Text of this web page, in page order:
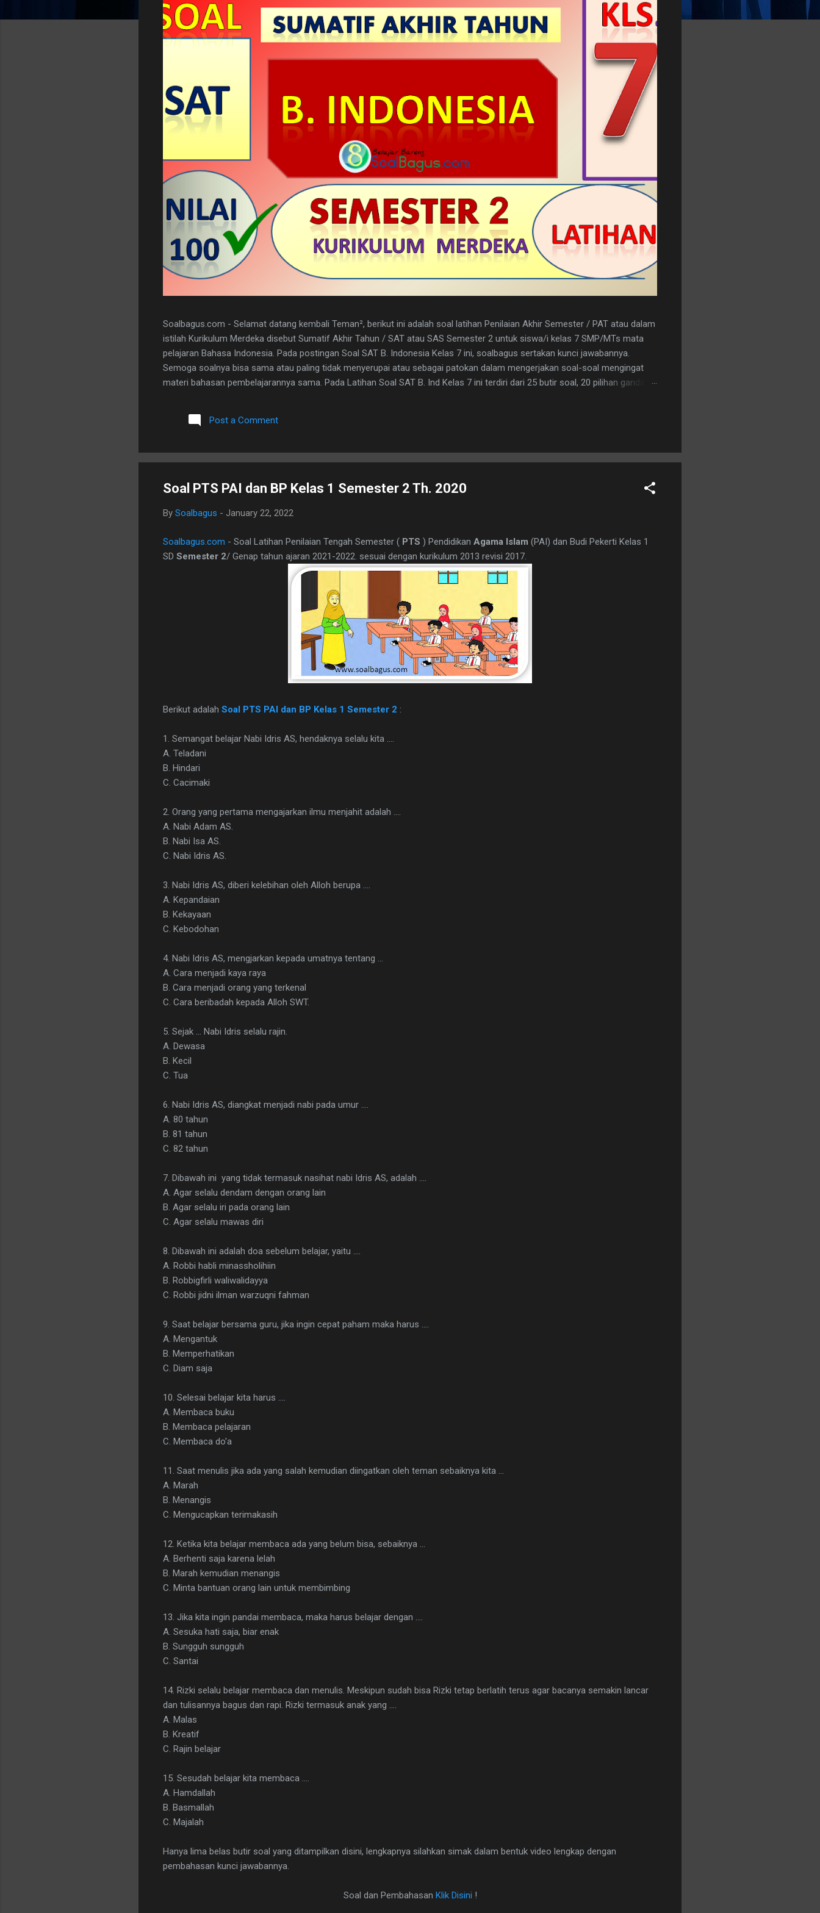
Soalbagus.com - Selamat datang kembali Teman², berikut ini adalah soal latihan Penilaian Akhir Semester / PAT atau dalam
istilah Kurikulum Merdeka disebut Sumatif Akhir Tahun / SAT atau SAS Semester 2 untuk siswa/i kelas 7 SMP/MTs mata
pelajaran Bahasa Indonesia. Pada postingan Soal SAT B. Indonesia Kelas 7 ini, soalbagus sertakan kunci jawabannya.
Semoga soalnya bisa sama atau paling tidak menyerupai atau sebagai patokan dalam mengerjakan soal-soal mengingat
materi bahasan pembelajarannya sama. Pada Latihan Soal SAT B. Ind Kelas 7 ini terdiri dari 25 butir soal, 20 pilihan ganda
dibawah ini. I. PILIHAN GANDA 1. D 2. A 3. C 4. B 5. B 6. B 7. C 8. A 9. D 10. C 11. B 12. D 13. A 14. C 15. A 16. C 17. B 18. B 19.
A 20. D II.URAIAN 1. Judul Berita, Teras Berita, dan Isi Berita 2. Judul buku, nama pembuat buku dan logo penerbit 3. a.
Post a Comment
Soal PTS PAI dan BP Kelas 1 Semester 2 Th. 2020
By Soalbagus - January 22, 2022
Soalbagus.com - Soal Latihan Penilaian Tengah Semester ( PTS ) Pendidikan Agama Islam (PAI) dan Budi Pekerti Kelas 1
SD Semester 2/ Genap tahun ajaran 2021-2022. sesuai dengan kurikulum 2013 revisi 2017.
Berikut adalah Soal PTS PAI dan BP Kelas 1 Semester 2 :
1. Semangat belajar Nabi Idris AS, hendaknya selalu kita ....
A. Teladani
B. Hindari
C. Cacimaki
2. Orang yang pertama mengajarkan ilmu menjahit adalah ....
A. Nabi Adam AS.
B. Nabi Isa AS.
C. Nabi Idris AS.
3. Nabi Idris AS, diberi kelebihan oleh Alloh berupa ....
A. Kepandaian
B. Kekayaan
C. Kebodohan
4. Nabi Idris AS, mengjarkan kepada umatnya tentang ...
A. Cara menjadi kaya raya
B. Cara menjadi orang yang terkenal
C. Cara beribadah kepada Alloh SWT.
5. Sejak ... Nabi Idris selalu rajin.
A. Dewasa
B. Kecil
C. Tua
6. Nabi Idris AS, diangkat menjadi nabi pada umur ....
A. 80 tahun
B. 81 tahun
C. 82 tahun
7. Dibawah ini yang tidak termasuk nasihat nabi Idris AS, adalah ....
A. Agar selalu dendam dengan orang lain
B. Agar selalu iri pada orang lain
C. Agar selalu mawas diri
8. Dibawah ini adalah doa sebelum belajar, yaitu ....
A. Robbi habli minassholihiin
B. Robbigfirli waliwalidayya
C. Robbi jidni ilman warzuqni fahman
9. Saat belajar bersama guru, jika ingin cepat paham maka harus ....
A. Mengantuk
B. Memperhatikan
C. Diam saja
10. Selesai belajar kita harus ....
A. Membaca buku
B. Membaca pelajaran
C. Membaca do'a
11. Saat menulis jika ada yang salah kemudian diingatkan oleh teman sebaiknya kita ...
A. Marah
B. Menangis
C. Mengucapkan terimakasih
12. Ketika kita belajar membaca ada yang belum bisa, sebaiknya ...
A. Berhenti saja karena lelah
B. Marah kemudian menangis
C. Minta bantuan orang lain untuk membimbing
13. Jika kita ingin pandai membaca, maka harus belajar dengan ....
A. Sesuka hati saja, biar enak
B. Sungguh sungguh
C. Santai
14. Rizki selalu belajar membaca dan menulis. Meskipun sudah bisa Rizki tetap berlatih terus agar bacanya semakin lancar
dan tulisannya bagus dan rapi. Rizki termasuk anak yang ....
A. Malas
B. Kreatif
C. Rajin belajar
15. Sesudah belajar kita membaca ....
A. Hamdallah
B. Basmallah
C. Majalah
Hanya lima belas butir soal yang ditampilkan disini, lengkapnya silahkan simak dalam bentuk video lengkap dengan
pembahasan kunci jawabannya.
Soal dan Pembahasan Klik Disini !